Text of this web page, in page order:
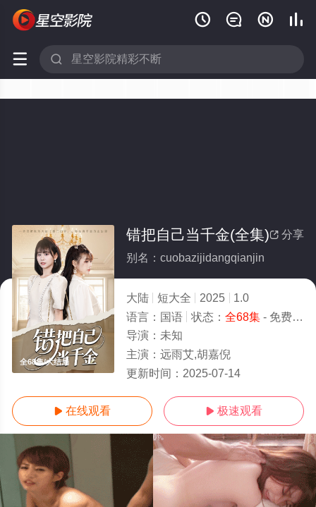
   
 
全68集/大结局
 分享
错把自己当千金(全集)
别名：cuobazijidangqianjin
大陆 短大全 2025
1.0
语言： 国语 状态： 全68集- 免费在线观看
导演： 未知
主演： 远雨艾,胡嘉倪
更新时间： 2025-07-14
 在线观看  极速观看